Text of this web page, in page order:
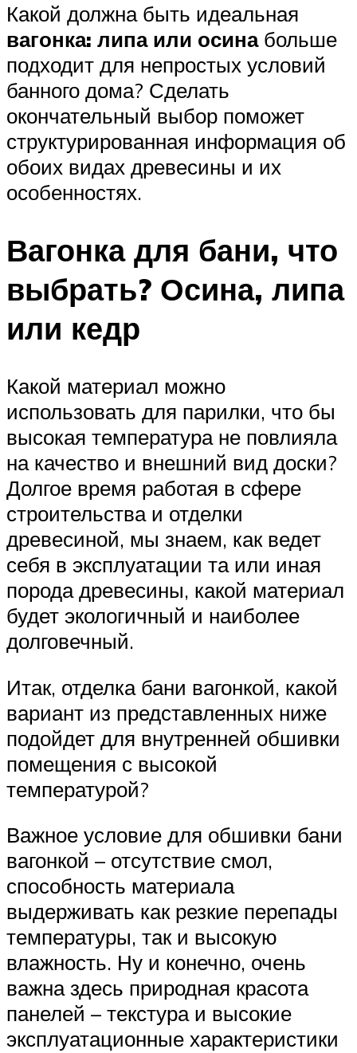
Какой должна быть идеальная
вагонка: липа или осинабольше
подходит для непростых условий
банного дома? Сделать
окончательный выбор поможет
структурированная информация об
обоих видах древесины и их
особенностях.
Вагонка для бани, что
выбрать? Осина, липа
или кедр
Какой материал можно
использовать для парилки, что бы
высокая температура не повлияла
на качество и внешний вид доски?
Долгое время работая в сфере
строительства и отделки
древесиной, мы знаем, как ведет
себя в эксплуатации та или иная
порода древесины, какой материал
будет экологичный и наиболее
долговечный.
Итак, отделка бани вагонкой, какой
вариант из представленных ниже
подойдет для внутренней обшивки
помещения с высокой
температурой?
Важное условие для обшивки бани
вагонкой – отсутствие смол,
способность материала
выдерживать как резкие перепады
температуры, так и высокую
влажность. Ну и конечно, очень
важна здесь природная красота
панелей – текстура и высокие
эксплуатационные характеристики